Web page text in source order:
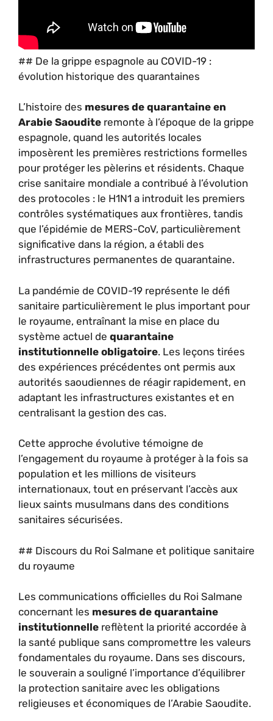
## De la grippe espagnole au COVID-19 :
évolution historique des quarantaines
L’histoire des mesures de quarantaine en
Arabie Saoudite remonte à l’époque de la grippe
espagnole, quand les autorités locales
imposèrent les premières restrictions formelles
pour protéger les pèlerins et résidents. Chaque
crise sanitaire mondiale a contribué à l’évolution
des protocoles : le H1N1 a introduit les premiers
contrôles systématiques aux frontières, tandis
que l’épidémie de MERS-CoV, particulièrement
significative dans la région, a établi des
infrastructures permanentes de quarantaine.
La pandémie de COVID-19 représente le défi
sanitaire particulièrement le plus important pour
le royaume, entraînant la mise en place du
système actuel de quarantaine
institutionnelle obligatoire. Les leçons tirées
des expériences précédentes ont permis aux
autorités saoudiennes de réagir rapidement, en
adaptant les infrastructures existantes et en
centralisant la gestion des cas.
Cette approche évolutive témoigne de
l’engagement du royaume à protéger à la fois sa
population et les millions de visiteurs
internationaux, tout en préservant l’accès aux
lieux saints musulmans dans des conditions
sanitaires sécurisées.
## Discours du Roi Salmane et politique sanitaire
du royaume
Les communications officielles du Roi Salmane
concernant les mesures de quarantaine
institutionnelle reflètent la priorité accordée à
la santé publique sans compromettre les valeurs
fondamentales du royaume. Dans ses discours,
le souverain a souligné l’importance d’équilibrer
la protection sanitaire avec les obligations
religieuses et économiques de l’Arabie Saoudite.